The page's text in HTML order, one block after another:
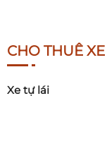
CHO THUÊ
Xe tự lái